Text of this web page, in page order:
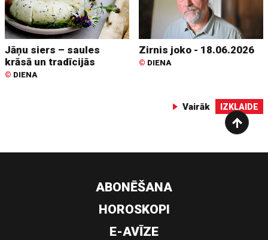
Jāņu siers – saules
krāsā un tradīcijās
© DIENA
Zirnis joko - 18.06.2026
© DIENA
Vairāk IZKLAIDE
ABONĒŠANA
HOROSKOPI
E-AVĪZE